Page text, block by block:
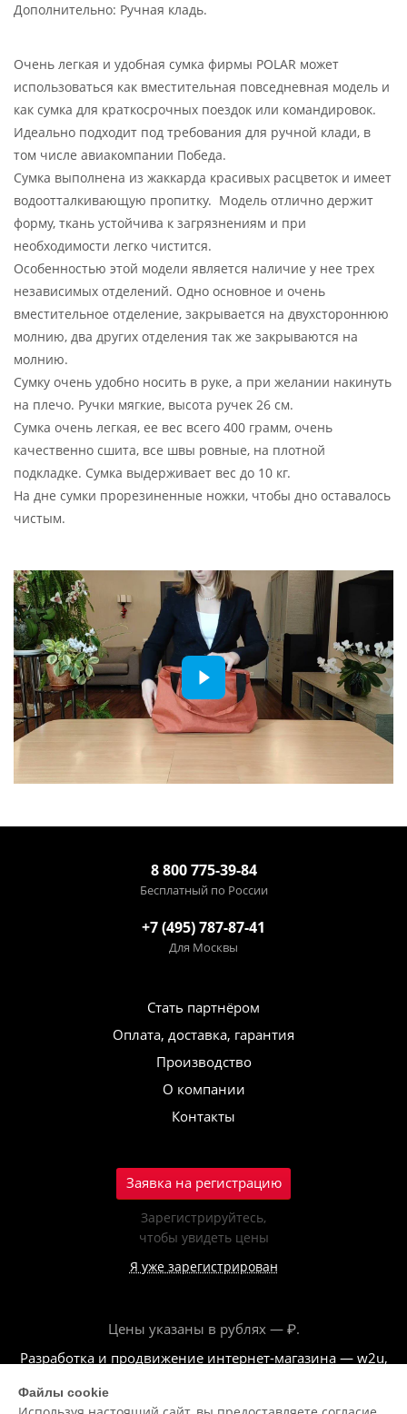
Дополнительно: Ручная кладь.
Очень легкая и удобная сумка фирмы POLAR может
использоваться как вместительная повседневная модель и
как сумка для краткосрочных поездок или командировок.
Идеально подходит под требования для ручной клади, в
том числе авиакомпании Победа.
Сумка выполнена из жаккарда красивых расцветок и имеет
водоотталкивающую пропитку. Модель отлично держит
форму, ткань устойчива к загрязнениям и при
необходимости легко чистится.
Особенностью этой модели является наличие у нее трех
независимых отделений. Одно основное и очень
вместительное отделение, закрывается на двухстороннюю
молнию, два других отделения так же закрываются на
молнию.
Сумку очень удобно носить в руке, а при желании накинуть
на плечо. Ручки мягкие, высота ручек 26 см.
Сумка очень легкая, ее вес всего 400 грамм, очень
качественно сшита, все швы ровные, на плотной
подкладке. Сумка выдерживает вес до 10 кг.
На дне сумки прорезиненные ножки, чтобы дно оставалось
чистым.
8 800 775-39-84
Бесплатный по России
+7 (495) 787-87-41
Для Москвы
Стать партнёром
Оплата, доставка, гарантия
Производство
О компании
Контакты
Заявка на регистрацию
Зарегистрируйтесь,
чтобы увидеть цены
Я уже зарегистрирован
Цены указаны в рублях — ₽.
Разработка и продвижение интернет-магазина — w2u,
Файлы cookie